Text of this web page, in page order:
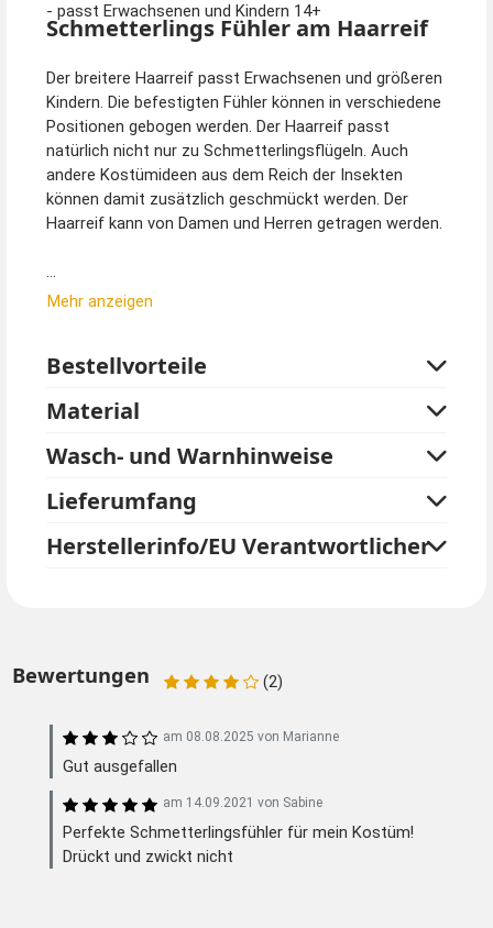
- passt Erwachsenen und Kindern 14+
Schmetterlings Fühler am Haarreif
Der breitere Haarreif passt Erwachsenen und größeren
Kindern. Die befestigten Fühler können in verschiedene
Positionen gebogen werden. Der Haarreif passt
natürlich nicht nur zu Schmetterlingsflügeln. Auch
andere Kostümideen aus dem Reich der Insekten
können damit zusätzlich geschmückt werden. Der
Haarreif kann von Damen und Herren getragen werden.
Tipp von Kostümpalast:
Antennen schnell kürzer. Tipps zum Schminken sehen
Mehr anzeigen
Bestellvorteile
Material
Wasch- und Warnhinweise
Lieferumfang
Herstellerinfo/EU Verantwortlicher
Bewertungen (2)
am 08.08.2025 von Marianne
Gut ausgefallen
am 14.09.2021 von Sabine
Perfekte Schmetterlingsfühler für mein Kostüm!
Drückt und zwickt nicht